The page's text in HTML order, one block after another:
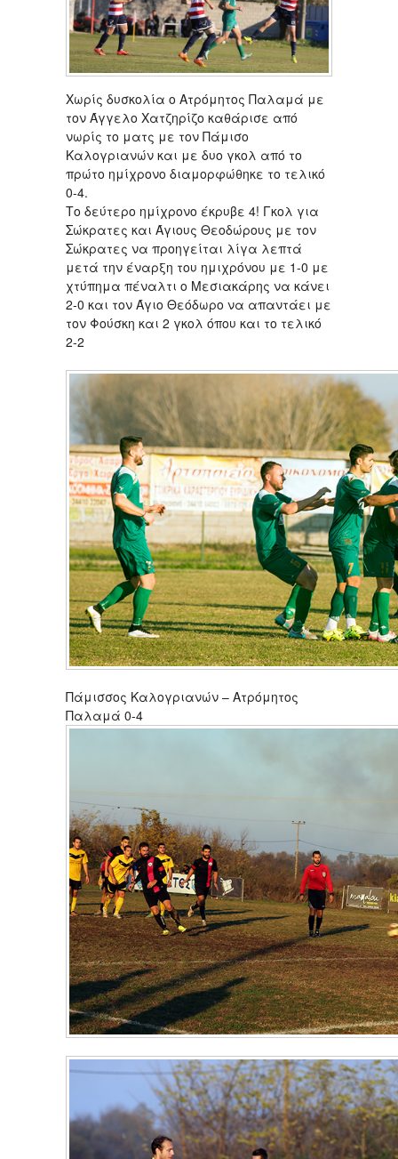
Χωρίς δυσκολία ο Ατρόμητος Παλαμά με
τον Άγγελο Χατζηρίζο καθάρισε από
νωρίς το ματς με τον Πάμισο
Καλογριανών και με δυο γκολ από το
πρώτο ημίχρονο διαμορφώθηκε το τελικό
0-4.
Το δεύτερο ημίχρονο έκρυβε 4! Γκολ για
Σώκρατες και Άγιους Θεοδώρους με τον
Σώκρατες να προηγείται λίγα λεπτά
μετά την έναρξη του ημιχρόνου με 1-0 με
χτύπημα πέναλτι ο Μεσιακάρης να κάνει
2-0 και τον Άγιο Θεόδωρο να απαντάει με
τον Φούσκη και 2 γκολ όπου και το τελικό
2-2
Πάμισσος Καλογριανών – Ατρόμητος
Παλαμά 0-4